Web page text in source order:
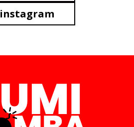
instagram